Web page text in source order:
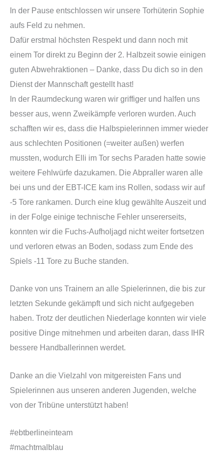
In der Pause entschlossen wir unsere Torhüterin Sophie
aufs Feld zu nehmen.
Dafür erstmal höchsten Respekt und dann noch mit
einem Tor direkt zu Beginn der 2. Halbzeit sowie einigen
guten Abwehraktionen – Danke, dass Du dich so in den
Dienst der Mannschaft gestellt hast!
In der Raumdeckung waren wir griffiger und halfen uns
besser aus, wenn Zweikämpfe verloren wurden. Auch
schafften wir es, dass die Halbspielerinnen immer wieder
aus schlechten Positionen (=weiter außen) werfen
mussten, wodurch Elli im Tor sechs Paraden hatte sowie
weitere Fehlwürfe dazukamen. Die Abpraller waren alle
bei uns und der EBT-ICE kam ins Rollen, sodass wir auf
-5 Tore rankamen. Durch eine klug gewählte Auszeit und
in der Folge einige technische Fehler unsererseits,
konnten wir die Fuchs-Aufholjagd nicht weiter fortsetzen
und verloren etwas an Boden, sodass zum Ende des
Spiels -11 Tore zu Buche standen.
Danke von uns Trainern an alle Spielerinnen, die bis zur
letzten Sekunde gekämpft und sich nicht aufgegeben
haben. Trotz der deutlichen Niederlage konnten wir viele
positive Dinge mitnehmen und arbeiten daran, dass IHR
bessere Handballerinnen werdet.
Danke an die Vielzahl von mitgereisten Fans und
Spielerinnen aus unseren anderen Jugenden, welche
von der Tribüne unterstützt haben!
#ebtberlineinteam
#machtmalblau